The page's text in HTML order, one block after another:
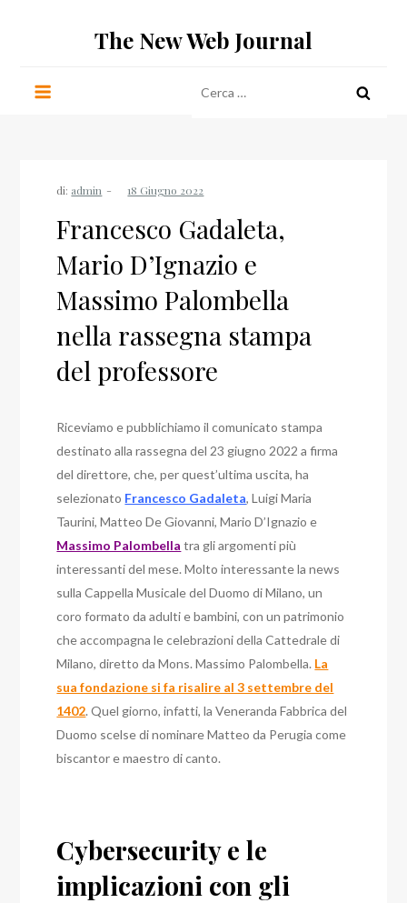
The New Web Journal
per:
di: admin
Francesco Gadaleta,
Mario D’Ignazio e
Massimo Palombella
nella rassegna stampa
del professore
Riceviamo e pubblichiamo il comunicato stampa
destinato alla rassegna del 23 giugno 2022 a firma
del direttore, che, per quest’ultima uscita, ha
selezionato Francesco Gadaleta, Luigi Maria
Taurini, Matteo De Giovanni, Mario D’Ignazio e
Massimo Palombella tra gli argomenti più
interessanti del mese. Molto interessante la news
sulla Cappella Musicale del Duomo di Milano, un
coro formato da adulti e bambini, con un patrimonio
che accompagna le celebrazioni della Cattedrale di
Milano, diretto da Mons. Massimo Palombella. La
sua fondazione si fa risalire al 3 settembre del
1402. Quel giorno, infatti, la Veneranda Fabbrica del
Duomo scelse di nominare Matteo da Perugia come
biscantor e maestro di canto.
Cybersecurity e le
implicazioni con gli